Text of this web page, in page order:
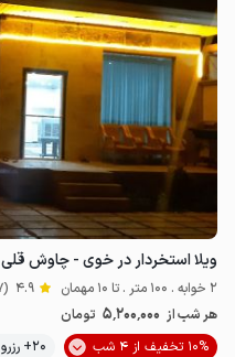
ویلا استخردار در خوی - چاوش قلی
2 خوابه . 100 متر . تا 10 مهمان 4.9 (17 نظر)
هر شب از 5٬200٬000 تومان
10% تخفیف از 4 شب
20+ رزرو موفق